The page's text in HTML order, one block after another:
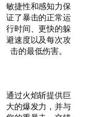
敏捷性和感知力保
证了暴击的正常运
行时间、更快的躲
避速度以及每次攻
击的最低伤害。
通过火焰斩提供巨
大的爆发力，并与